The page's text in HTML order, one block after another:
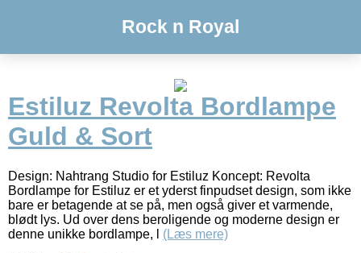
Rock n Royal
Estiluz Revolta Bordlampe
Guld & Sort
Design: Nahtrang Studio for Estiluz Koncept: Revolta
Bordlampe for Estiluz er et yderst finpudset design, som ikke
bare er betagende at se på, men også giver et varmende,
blødt lys. Ud over dens beroligende og moderne design er
denne unikke bordlampe, l (Læs mere)